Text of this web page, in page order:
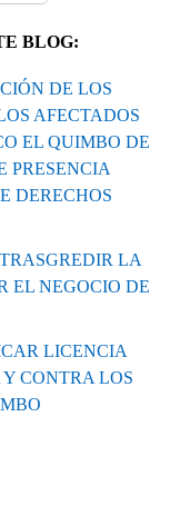
BLOG:
DE LOS
AFECTADOS
EL QUIMBO DE
PRESENCIA
DERECHOS
LA
EL NEGOCIO DE
LICENCIA
CONTRA LOS